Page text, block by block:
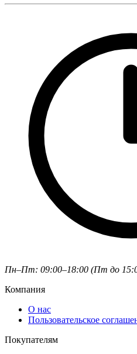
Пн–Пт: 09:00–18:00 (Пт до
Компания
О нас
Пользовательское
Покупателям